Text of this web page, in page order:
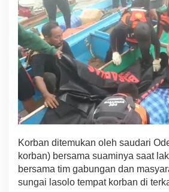
l
T
e
m
u
k
n
K
n
N
u
l
Korban ditemukan oleh saudari
korban) bersama suaminya saat
bersama tim gabungan dan
sungai lasolo tempat korban di